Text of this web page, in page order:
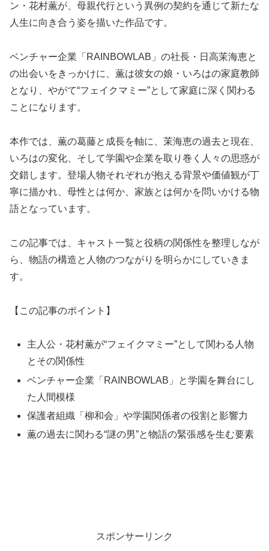
ン・花村薫が、母親代行という異例の契約を通じて新たな
人生に向き合う姿を描いた作品です。
ベンチャー企業「RAINBOWLAB」の社長・日高茉海恵と
の出会いをきっかけに、薫は彼女の娘・いろはの家庭教師
となり、やがて“フェイクマミー”として家庭に深く関わる
ことになります。
本作では、薫の葛藤と成長を軸に、茉海恵の過去と現在、
いろはの変化、そして学園や企業を取り巻く人々の思惑が
交錯します。登場人物それぞれが抱える背景や価値観が丁
寧に描かれ、母性とは何か、家族とは何かを問いかける物
語となっています。
この記事では、キャスト一覧と役柄の関係性を整理しなが
ら、物語の構造と人物のつながりを明らかにしていきま
す。
【この記事のポイント】
主人公・花村薫が“フェイクマミー”として関わる人物
とその関係性
ベンチャー企業「RAINBOWLAB」と学園を舞台にし
た人間模様
保護者組織「柳和会」や学園関係者の役割と影響力
薫の過去に関わる“謎の男”と物語の緊張感を生む要素
スポンサーリンク